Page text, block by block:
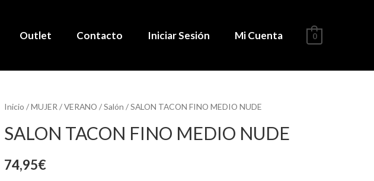
Outlet Contacto Iniciar Sesión Mi Cuenta 0
Inicio /MUJER /VERANO /Salón / SALON TACON FINO MEDIO NUDE
SALON TACON FINO MEDIO NUDE
74,95€